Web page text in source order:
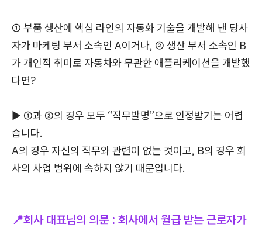
① 부품 생산에 핵심 라인의 자동화 기술을 개발해 낸 당사
자가 마케팅 부서 소속인 A이거나, ② 생산 부서 소속인 B
가 개인적 취미로 자동차와 무관한 애플리케이션을 개발했
다면?
▶ ①과 ②의 경우 모두 “직무발명”으로 인정받기는 어렵
습니다.
A의 경우 자신의 직무와 관련이 없는 것이고, B의 경우 회
사의 사업 범위에 속하지 않기 때문입니다.
📍회사 대표님의 의문 : 회사에서 월급 받는 근로자가